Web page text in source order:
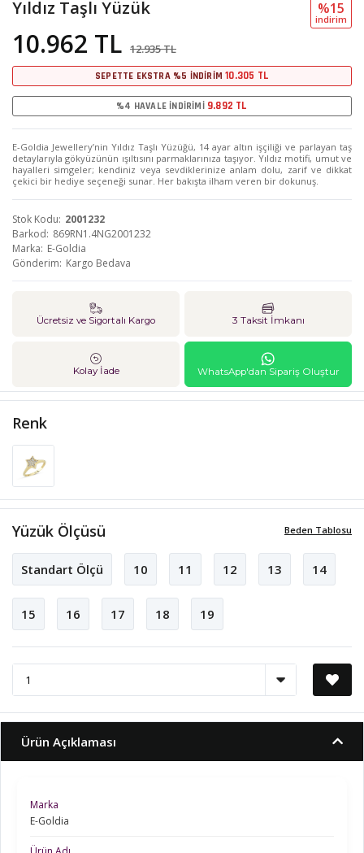
Yıldız Taşlı Yüzük
10.962 TL 12.935 TL
%15
i̇ndi̇ri̇m
SEPETTE EKSTRA %5 İNDİRİM10.305 TL
%4 HAVALE İNDİRİMİ 9.892 TL
E-Goldia Jewellery’nin Yıldız Taşlı Yüzüğü, 14 ayar altın işçiliği ve parlayan taş
detaylarıyla gökyüzünün ışıltısını parmaklarınıza taşıyor. Yıldız motifi, umut ve
hayalleri simgeler; kendiniz veya sevdiklerinize anlam dolu, zarif ve dikkat
çekici bir hediye seçeneği sunar. Her bakışta ilham veren bir dokunuş.
Stok Kodu 2001232
Barkod 869RN1.4NG2001232
Marka E-Goldia
Gönderim Kargo Bedava
Ücretsiz ve Sigortalı Kargo 3 Taksit İmkanı
Kolay İade WhatsApp'dan Sipariş Oluştur
Renk
Beden Tablosu
Yüzük Ölçüsü
Standart Ölçü 10 11 12 13 14
15 16 17 18 19
Ürün Açıklaması
Marka
E-Goldia